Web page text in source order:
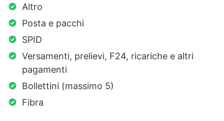
Altro
Posta e pacchi
SPID
Versamenti, prelievi, F24, ricariche e altri
pagamenti
Bollettini (massimo 5)
Fibra